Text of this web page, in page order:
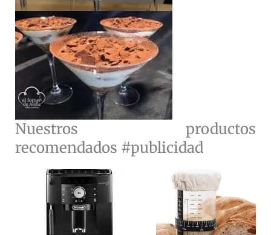
Nuestros productos
recomendados #publicidad